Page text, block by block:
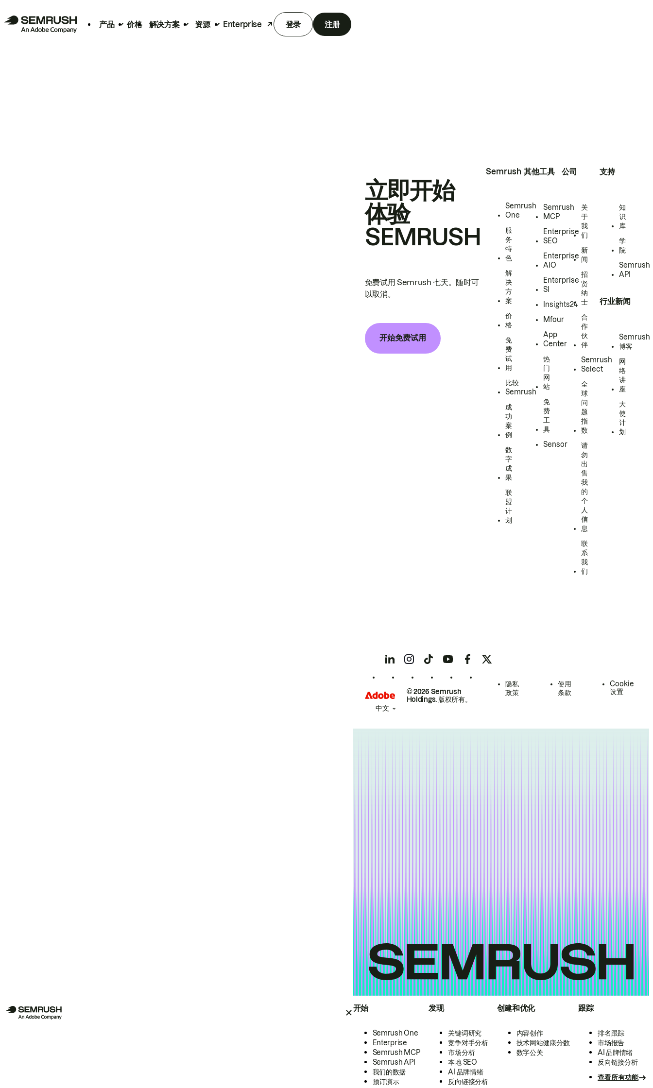
产品 价格 解决方案 资源 Enterprise 登录 注册
开始
Semrush One
Enterprise
Semrush MCP
Semrush API
我们的数据
预订演示
发现
关键词研究
竞争对手分析
市场分析
本地 SEO
AI 品牌情绪
反向链接分析
创建和优化
内容创作
技术网站健康分数
数字公关
跟踪
排名跟踪
市场报告
AI 品牌情绪
反向链接分析
查看所有功能
立即开始
体验
SEMRUSH
免费试用 Semrush 七天。随时可
以取消。
开始免费试用
Semrush
Semrush
One
服
务
特
色
解
决
方
案
价
格
免
费
试
用
比较
Semrush
成
功
案
例
数
字
成
果
联
盟
计
划
其他工具
Semrush
MCP
Enterprise
SEO
Enterprise
AIO
Enterprise
SI
Insights24
Mfour
App
Center
热
门
网
站
免
费
工
具
Sensor
公司
关
于
我
们
新
闻
招
贤
纳
士
合
作
伙
伴
Semrush
Select
全
球
问
题
指
数
请
勿
出
售
我
的
个
人
信
息
联
系
我
们
支持
知
识
库
学
院
Semrush
API
行业新闻
Semrush
博客
网
络
讲
座
大
使
计
划
© 2026 Semrush
Holdings. 版权所有。
隐私
政策
使用
条款
Cookie
设置
中文